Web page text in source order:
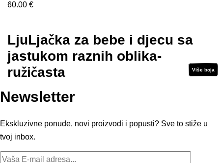
Više boja
Više boja
Više boja
Više boja
Više boja
Više boja
60.00 €
LjuLjačka za bebe i djecu sa
jastukom raznih oblika-
ružičasta
Newsletter
Ekskluzivne ponude, novi proizvodi i popusti? Sve to stiže u
tvoj inbox.